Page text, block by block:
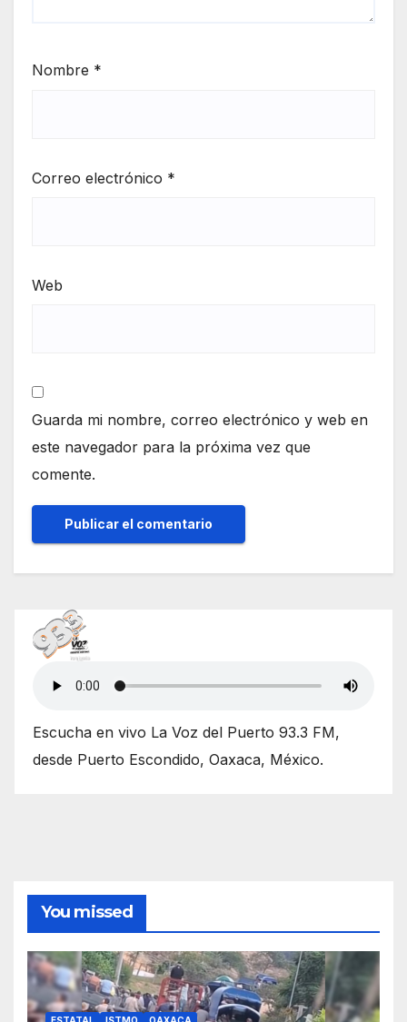
Nombre *
Correo electrónico *
Web
Guarda mi nombre, correo electrónico y web en
este navegador para la próxima vez que
comente.
Escucha en vivo La Voz del Puerto 93.3 FM,
desde Puerto Escondido, Oaxaca, México.
You missed